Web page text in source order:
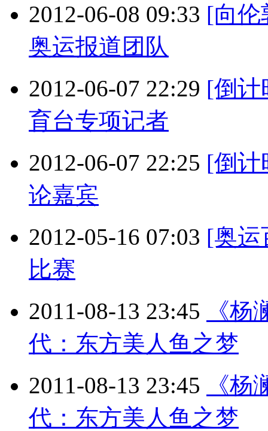
2012-06-08 09:33 [向伦
奥运报道团队
2012-06-07 22:29 [倒计
育台专项记者
2012-06-07 22:25 [倒计
论嘉宾
2012-05-16 07:03 [奥运
比赛
2011-08-13 23:45
《
代：东方美人鱼之梦
2011-08-13 23:45
《
代：东方美人鱼之梦